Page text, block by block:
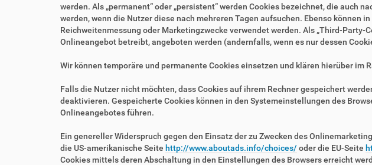
werden. Als „permanent“ oder „persistent“ werden Cookies bezeichnet, die auch
werden, wenn die Nutzer diese nach mehreren Tagen aufsuchen. Ebenso können
Reichweitenmessung oder Marketingzwecke verwendet werden. Als „Third-
Onlineangebot betreibt, angeboten werden (andernfalls, wenn es nur dessen
Wir können temporäre und permanente Cookies einsetzen und klären hierüber im
Falls die Nutzer nicht möchten, dass Cookies auf ihrem Rechner gespeichert
deaktivieren. Gespeicherte Cookies können in den Systemeinstellungen des
Onlineangebotes führen.
Ein genereller Widerspruch gegen den Einsatz der zu Zwecken des
die US-amerikanische Seite http://www.aboutads.info/choices/ oder die EU-Seite
Cookies mittels deren Abschaltung in den Einstellungen des Browsers erreicht